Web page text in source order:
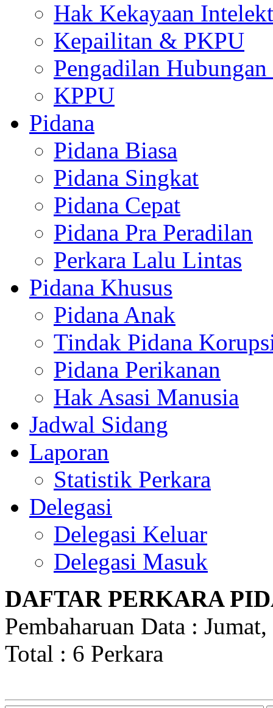
Hak Kekayaan
Kepailitan & PKPU
Pengadilan
KPPU
Pidana
Pidana Biasa
Pidana Singkat
Pidana Cepat
Pidana Pra Peradilan
Perkara Lalu Lintas
Pidana Khusus
Pidana Anak
Tindak Pidana
Pidana Perikanan
Hak Asasi Manusia
Jadwal Sidang
Laporan
Statistik Perkara
Delegasi
Delegasi Keluar
Delegasi Masuk
DAFTAR PERKARA
Pembaharuan Data :
Total : 6 Perkara